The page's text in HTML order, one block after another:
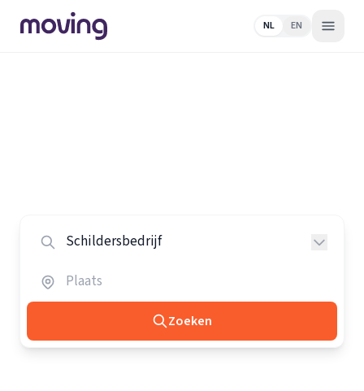
NL EN
Zoeken